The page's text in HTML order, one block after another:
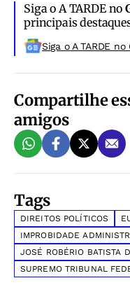
Siga o A TARDE no
principais
Siga o A TARDE
Compartilhe
amigos
Tags
DIREITOS POLÍTICOS
IMPROBIDADE
JOSÉ ROBÉRIO BATISTA
SUPREMO TRIBUNAL